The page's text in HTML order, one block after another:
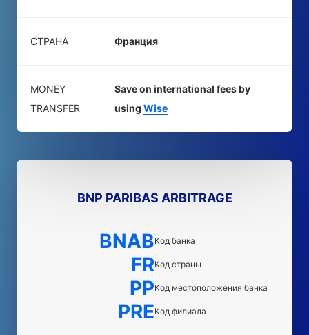
СТРАНА Франция
MONEY
TRANSFER
Save on international fees by
using Wise
BNP PARIBAS ARBITRAGE
BNABКод банка
FRКод страны
PPКод местоположения банка
PREКод филиала